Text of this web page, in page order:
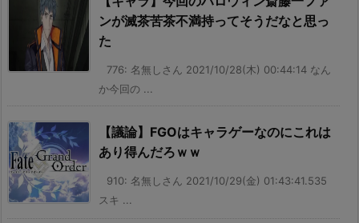
ンが滅茶苦茶不満持ってそうだなと思っ
た
776: 名無しさん 2021/10/28(木) 00:44:14 なん
か今回の ...
【議論】FGOはキャラゲーなのにこれは
あり得んだろｗｗ
910: 名無しさん 2021/10/29(金) 01:43:41.535
スキ ...